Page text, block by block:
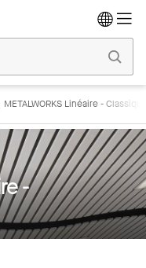
METALWORKS Linéaire -
-